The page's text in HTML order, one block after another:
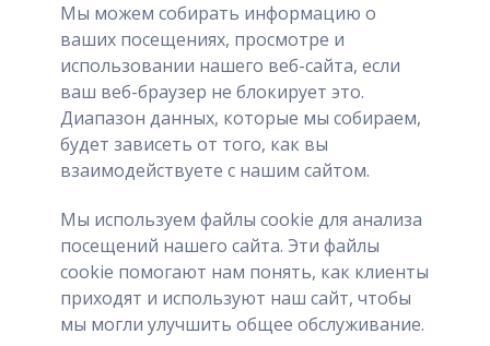
Мы можем собирать информацию о
ваших посещениях, просмотре и
использовании нашего веб-сайта, если
ваш веб-браузер не блокирует это.
Диапазон данных, которые мы собираем,
будет зависеть от того, как вы
взаимодействуете с нашим сайтом.
Мы используем файлы cookie для анализа
посещений нашего сайта. Эти файлы
cookie помогают нам понять, как клиенты
приходят и используют наш сайт, чтобы
мы могли улучшить общее обслуживание.